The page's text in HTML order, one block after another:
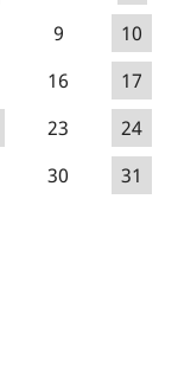
9
10
16
17
23
24
30
31